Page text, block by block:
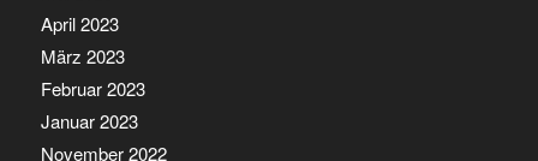
April 2023
März 2023
Februar 2023
Januar 2023
November 2022